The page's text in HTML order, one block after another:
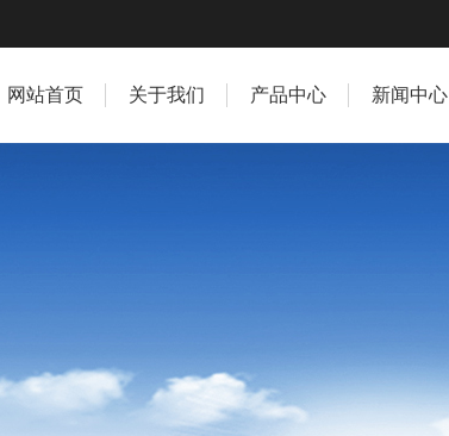
网站首页 关于我们 产品中心 新闻中心